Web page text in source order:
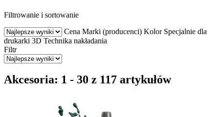
Filtrowanie i sortowanie
Cena Marki (producenci) Kolor Specjalnie dla
drukarki 3D Technika nakładania
Filtr
Akcesoria: 1 - 30 z 117 artykułów